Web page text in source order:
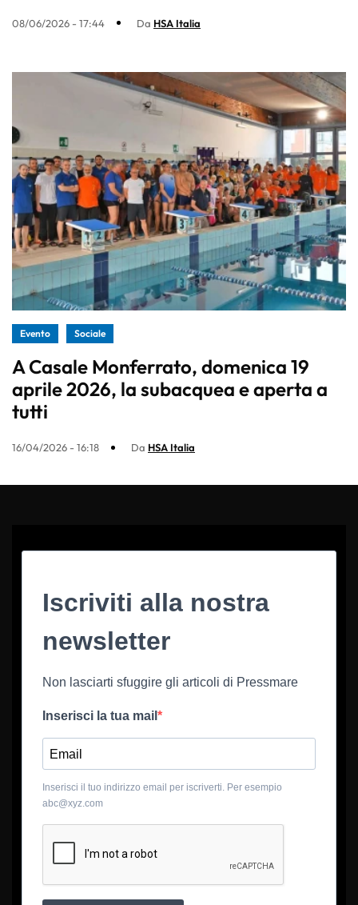
08/06/2026 - 17:44 Da HSA Italia
Evento Sociale
A Casale Monferrato, domenica 19
aprile 2026, la subacquea e aperta a
tutti
16/04/2026 - 16:18 Da HSA Italia
Iscriviti alla nostra
newsletter
Non lasciarti sfuggire gli articoli di Pressmare
Inserisci la tua mail
Inserisci il tuo indirizzo email per iscriverti. Per esempio
abc@xyz.com